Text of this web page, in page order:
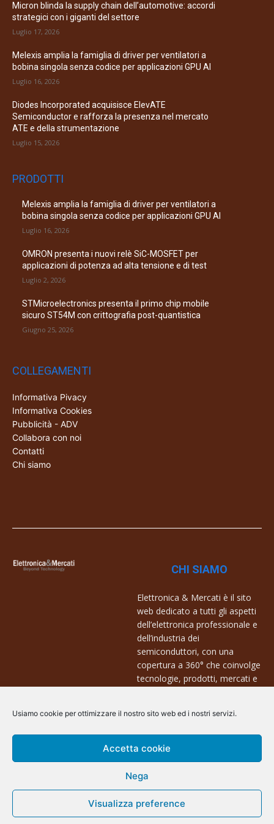
Usiamo cookie per ottimizzare il nostro sito web ed i nostri servizi.
Accetta cookie
Nega
Visualizza preference
Micron blinda la supply chain dell’automotive: accordi
strategici con i giganti del settore
Luglio 17, 2026
Melexis amplia la famiglia di driver per ventilatori a
bobina singola senza codice per applicazioni GPU AI
Luglio 16, 2026
Diodes Incorporated acquisisce ElevATE
Semiconductor e rafforza la presenza nel mercato
ATE e della strumentazione
Luglio 15, 2026
PRODOTTI
Melexis amplia la famiglia di driver per ventilatori a
bobina singola senza codice per applicazioni GPU AI
Luglio 16, 2026
OMRON presenta i nuovi relè SiC-MOSFET per
applicazioni di potenza ad alta tensione e di test
Luglio 2, 2026
STMicroelectronics presenta il primo chip mobile
sicuro ST54M con crittografia post-quantistica
Giugno 25, 2026
COLLEGAMENTI
Informativa Pivacy
Informativa Cookies
Pubblicità - ADV
Collabora con noi
Contatti
Chi siamo
CHI SIAMO
Elettronica & Mercati è il sito
web dedicato a tutti gli aspetti
dell’elettronica professionale e
dell’industria dei
semiconduttori, con una
copertura a 360° che coinvolge
tecnologie, prodotti, mercati e
Contatti:
info@arscommunication.it
@ArsCommunication 2023